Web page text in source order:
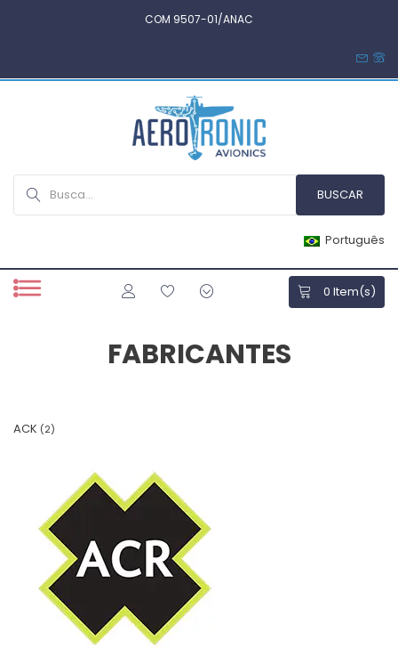
COM 9507-01/ANAC
Português
0 Item(s)
FABRICANTES
ACK (2)